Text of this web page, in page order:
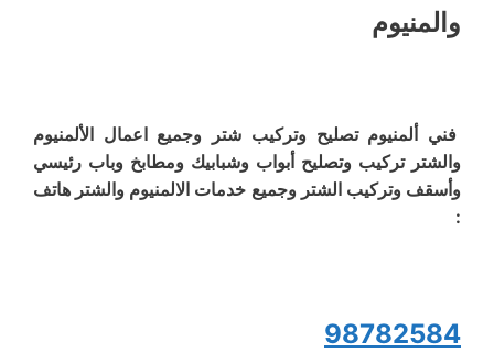
والمنيوم
فني ألمنيوم تصليح وتركيب شتر وجميع اعمال الألمنيوم
والشتر تركيب وتصليح أبواب وشبابيك ومطابخ وباب رئيسي
وأسقف وتركيب الشتر وجميع خدمات الالمنيوم والشتر هاتف
:
98782584